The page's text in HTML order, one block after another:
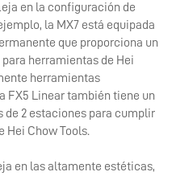
en la configuración de
la MX7 está equipada
que proporciona un
herramientas de Hei
herramientas
FX5 Linear también tiene un
2 estaciones para cumplir
Hei Chow Tools.
en las altamente estéticas,